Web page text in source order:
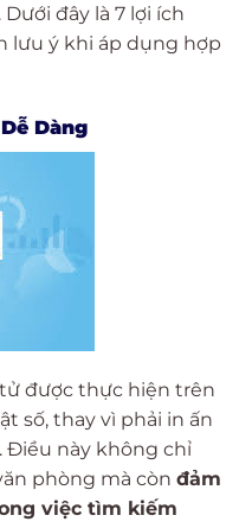
đây là 7 lợi ích
lưu ý khi áp dụng hợp
Dàng
được thực hiện trên
số, thay vì phải in ấn
Điều này không chỉ
phòng mà còn đảm
việc tìm kiếm